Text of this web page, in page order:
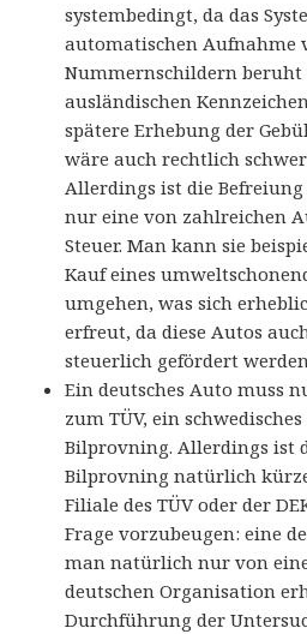
systembedingt, da das
automatischen Aufnahme
Nummernschildern
ausländischen
spätere Erhebung der
wäre auch rechtlich
Allerdings ist die
nur eine von zahlreichen
Steuer. Man kann sie
Kauf eines
umgehen, was sich
erfreut, da diese Autos
steuerlich gefördert
Ein deutsches Auto muss
zum TÜV, ein
Bilprovning. Allerdings ist
Bilprovning natürlich
Filiale des TÜV oder der
Frage vorzubeugen: eine
man natürlich nur von
deutschen Organisation
Durchführung der